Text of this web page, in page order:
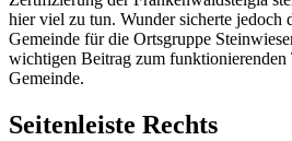
hier viel zu tun. Wunder sicherte jedoch
Gemeinde für die Ortsgruppe
wichtigen Beitrag zum funktionierenden
Gemeinde.
Seitenleiste Rechts